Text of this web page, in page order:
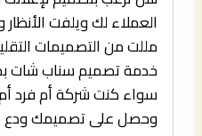
العملاء لك ويلفت
مللت من التصميمات
خدمة تصميم سناب شات
سواء كنت شركة أم فرد
وحصل على تصميمك ودع